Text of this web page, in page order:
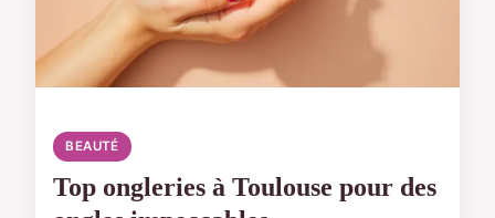
BEAUTÉ
Top ongleries à Toulouse pour des